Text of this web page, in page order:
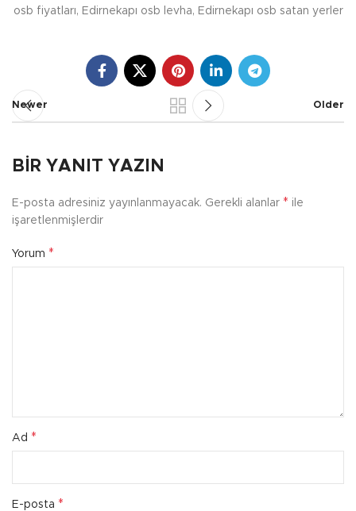
osb fiyatları, Edirnekapı osb levha, Edirnekapı osb satan yerler
Newer Older
BIR YANIT YAZIN
E-posta adresiniz yayınlanmayacak. Gerekli alanlar * ile
işaretlenmişlerdir
Yorum *
Ad *
E-posta *